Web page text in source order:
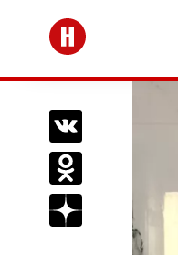
Перейти на
Поделиться
Поделиться в
Подписаться на